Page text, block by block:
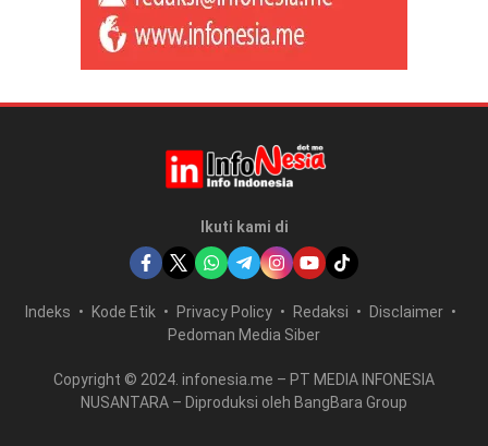
Ikuti kami di
Indeks Kode Etik Privacy Policy Redaksi
Disclaimer
Pedoman Media Siber
Copyright © 2024. infonesia.me – PT MEDIA INFONESIA
NUSANTARA – Diproduksi oleh BangBara Group